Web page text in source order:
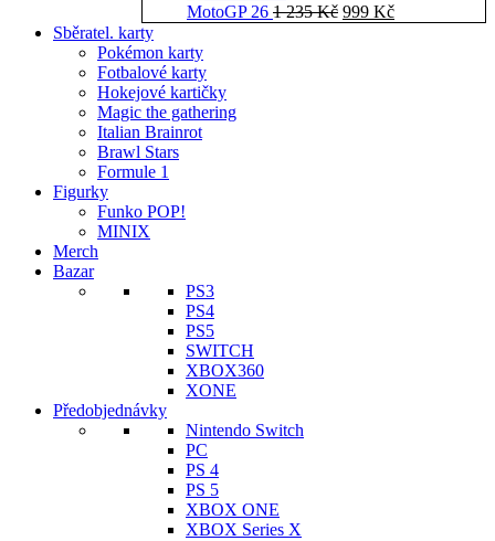
MotoGP 26 1 235Kč Původní
999 KčAktuální
Sběratel. karty
Pokémon karty
Fotbalové karty
Hokejové kartičky
Magic the gathering
Italian Brainrot
Brawl Stars
Formule 1
Figurky
Funko POP!
MINIX
Merch
Bazar
PS3
PS4
PS5
SWITCH
XBOX360
XONE
Předobjednávky
Nintendo Switch
PC
PS 4
PS 5
XBOX ONE
XBOX Series X